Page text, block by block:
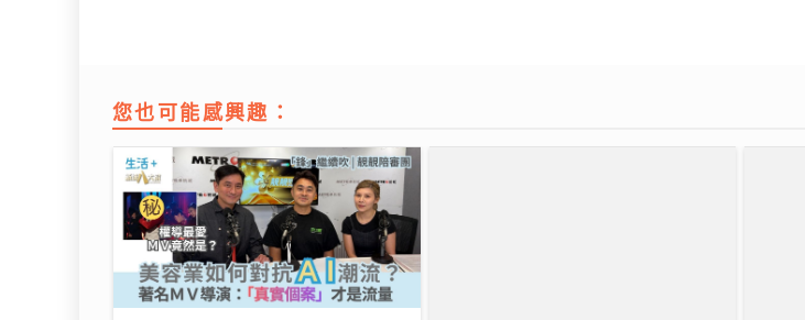
您也可能感興趣：